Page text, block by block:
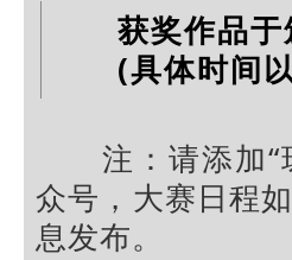
获奖作品
(具体时间
注：请添加
众号，大赛日程
息发布。